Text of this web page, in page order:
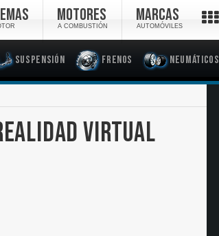
Suspensión Frenos Neumáticos
MOTORES
A COMBUSTIÓN
MARCAS
AUTOMÓVILES
VIRTUAL